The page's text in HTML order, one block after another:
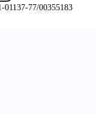
77/00355183